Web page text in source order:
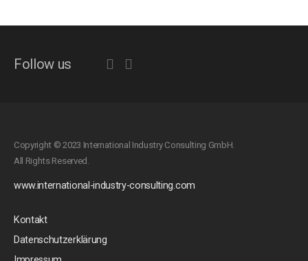
Follow us
Copyright © 2023 International Industry Consulting GmbH.
All Rights Reserved.
www.international-industry-consulting.com
Kontakt
Datenschutzerklärung